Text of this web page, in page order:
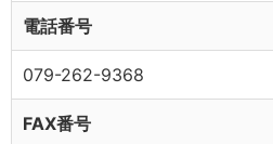
電話番号
079-262-9368
FAX番号